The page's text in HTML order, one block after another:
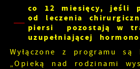
co 12 miesięcy, jeśli
od leczenia
piersi pozostają w
uzupełniającej
Wyłączone z programu
„Opieką nad rodzinami